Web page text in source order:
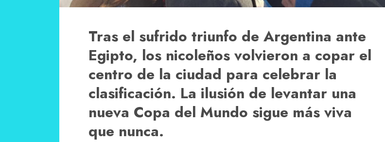
Tras el sufrido triunfo de Argentina ante
Egipto, los nicoleños volvieron a copar el
centro de la ciudad para celebrar la
clasificación. La ilusión de levantar una
nueva Copa del Mundo sigue más viva
que nunca.